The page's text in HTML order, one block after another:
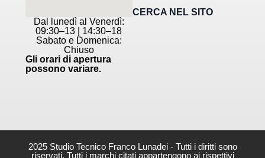
Dal lunedì al Venerdì:
09:30–13 | 14:30–18
Sabato e Domenica:
Chiuso
Gli orari di apertura
possono variare.
CERCA NEL SITO
2025 Studio Tecnico Franco Lunadei - Tutti i diritti sono
riservati. Tutti i marchi citati appartengono ai rispettivi